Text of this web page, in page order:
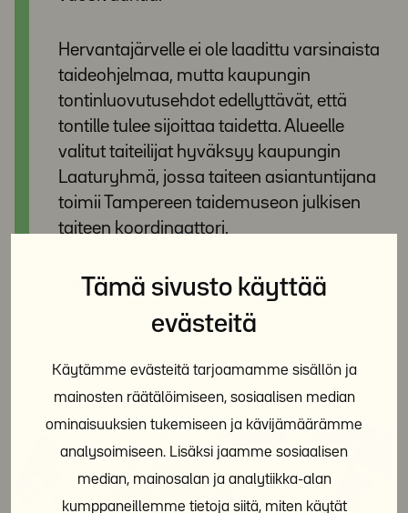
Tämä sivusto käyttää
evästeitä
Käytämme evästeitä tarjoamamme sisällön ja
mainosten räätälöimiseen, sosiaalisen median
ominaisuuksien tukemiseen ja kävijämäärämme
analysoimiseen. Lisäksi jaamme sosiaalisen
median, mainosalan ja analytiikka-alan
kumppaneillemme tietoja siitä, miten käytät
Hervantajärvelle ei ole laadittu varsinaista
taideohjelmaa, mutta kaupungin
tontinluovutusehdot edellyttävät, että
tontille tulee sijoittaa taidetta. Alueelle
valitut taiteilijat hyväksyy kaupungin
Laaturyhmä, jossa taiteen asiantuntijana
toimii Tampereen taidemuseon julkisen
taiteen koordinaattori.
Taiteen sijoittamisella Tampereen
näyttävän asuinympäristön lisäksi myös